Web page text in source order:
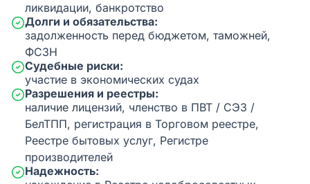
ликвидации, банкротство
Долги и обязательства:
задолженность перед бюджетом, таможней,
ФСЗН
Судебные риски:
участие в экономических судах
Разрешения и реестры:
наличие лицензий, членство в ПВТ / СЭЗ /
БелТПП, регистрация в Торговом реестре,
Реестре бытовых услуг, Регистре
производителей
Надежность: